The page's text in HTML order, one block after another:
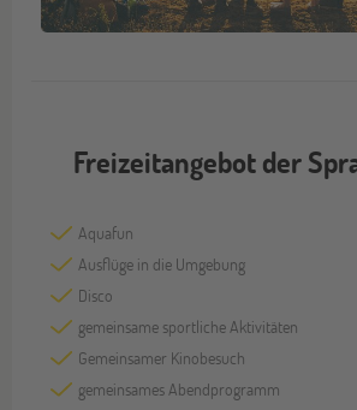
Freizeitangebot der
Aquafun
Ausflüge in die Umgebung
Disco
gemeinsame sportliche Aktivitäten
Gemeinsamer Kinobesuch
gemeinsames Abendprogramm